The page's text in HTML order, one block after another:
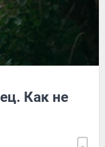
Как не